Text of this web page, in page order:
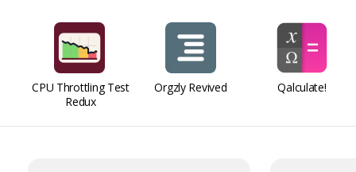
CPU Throttling Test
Redux
Orgzly Revived Qalculate!